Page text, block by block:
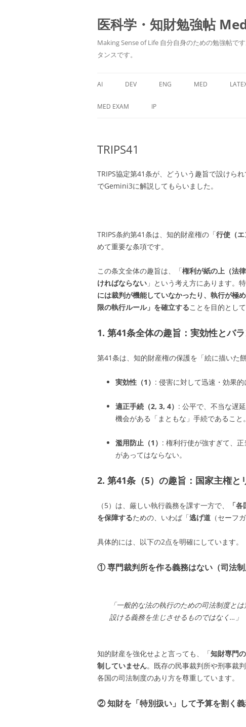
医科学・知財勉強帖
Making Sense of Life 自分自身のための勉強帖で
タンスです。
AI DEV ENG MED
MED EXAM IP
TRIPS41
TRIPS協定第41条が、どういう趣旨で設けら
でGemini3に解説してもらいました。
TRIPS条約第41条は、知的財産権の「行使（
めて重要な条項です。
この条文全体の趣旨は、「権利が紙の上（法
ければならない 」という考え方にあります。
には裁判が機能していなかったり、執行が極
限の執行ルール」を確立することを目的として
1. 第41条全体の趣旨：実効性とバ
第41条は、知的財産権の保護を「絵に描いた
実効性（1） : 侵害に対して迅速・効果的
適正手続（2, 3, 4） : 公平で、不当な遅
機会がある「まともな」手続であること。
濫用防止（1） : 権利行使が強すぎて、
があってはならない。
2. 第41条（5）の趣旨：国家主権と
（5）は、厳しい執行義務を課す一方で、
「
を保障するための、いわば「逃げ道 （セーフ
具体的には、以下の2点を明確にしています。
① 専門裁判所を作る義務はない（司法制
「一般的な法の執行のための司法制度と
設ける義務を生じさせるものではなく…」
知的財産を強化せよと言っても、「知財専門
制していません。既存の民事裁判所や刑事裁
各国の司法制度のあり方を尊重しています。
② 知財を「特別扱い」して予算を割く義